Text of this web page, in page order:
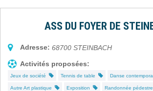
ASS DU FOYER DE
Adresse: 68700 STEINBACH
Activités proposées:
Jeux de société Tennis de table Danse
Autre Art plastique Exposition Randonnée pédestre